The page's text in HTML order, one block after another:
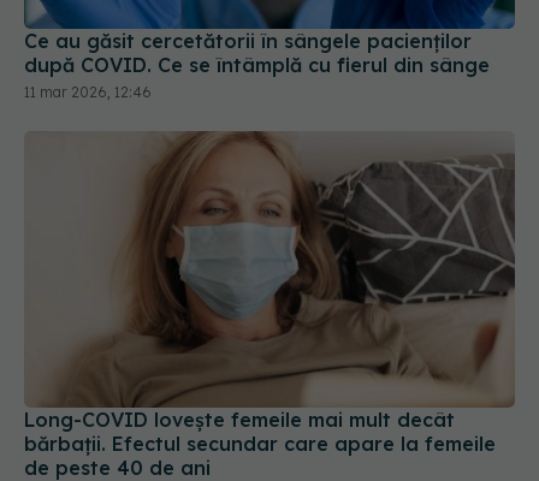
Ce au găsit cercetătorii în sângele pacienților
după COVID. Ce se întâmplă cu fierul din sânge
11 mar 2026, 12:46
Long-COVID lovește femeile mai mult decât
bărbații. Efectul secundar care apare la femeile
de peste 40 de ani